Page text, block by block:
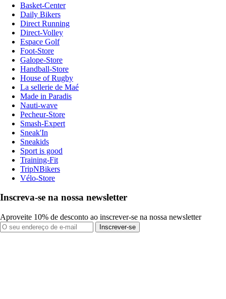
Basket-Center
Daily Bikers
Direct Running
Direct-Volley
Espace Golf
Foot-Store
Galope-Store
Handball-Store
House of Rugby
La sellerie de Maé
Made in Paradis
Nauti-wave
Pecheur-Store
Smash-Expert
Sneak'In
Sneakids
Sport is good
Training-Fit
TripNBikers
Vélo-Store
Inscreva-se na nossa newsletter
Aproveite 10% de desconto ao inscrever-se na nossa newsletter
Inscrever-se